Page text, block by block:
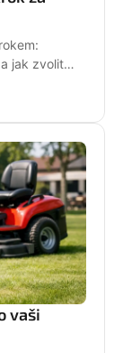
jak zvolit
vaši